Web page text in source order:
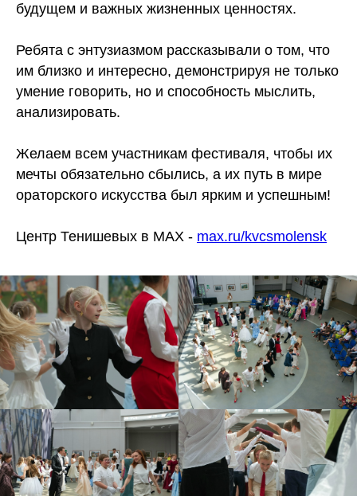
будущем и важных жизненных ценностях.
Ребята с энтузиазмом рассказывали о том, что
им близко и интересно, демонстрируя не только
умение говорить, но и способность мыслить,
анализировать.
Желаем всем участникам фестиваля, чтобы их
мечты обязательно сбылись, а их путь в мире
ораторского искусства был ярким и успешным!
Центр Тенишевых в MAX - max.ru/kvcsmolensk